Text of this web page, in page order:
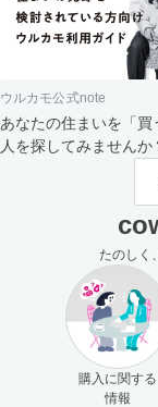
ウルカモ公式note
あなたの住まいを「買
人を探してみませんか
たのしく
購入に関する
情報